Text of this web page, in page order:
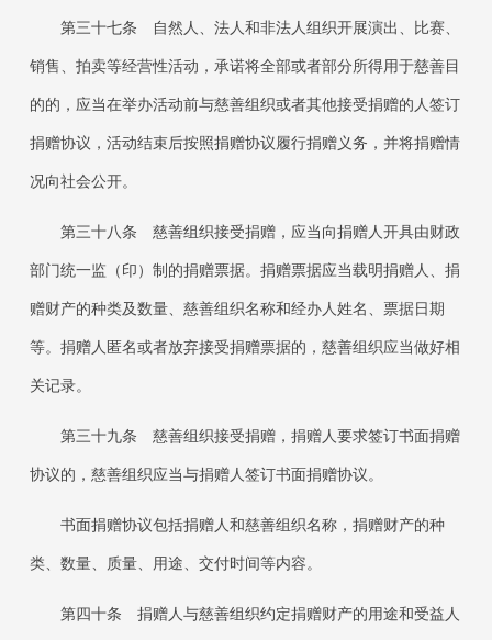
第三十七条 自然人、法人和非法人组织开展演出、比赛、
销售、拍卖等经营性活动，承诺将全部或者部分所得用于慈善目
的的，应当在举办活动前与慈善组织或者其他接受捐赠的人签订
捐赠协议，活动结束后按照捐赠协议履行捐赠义务，并将捐赠情
况向社会公开。
第三十八条 慈善组织接受捐赠，应当向捐赠人开具由财政
部门统一监（印）制的捐赠票据。捐赠票据应当载明捐赠人、捐
赠财产的种类及数量、慈善组织名称和经办人姓名、票据日期
等。捐赠人匿名或者放弃接受捐赠票据的，慈善组织应当做好相
关记录。
第三十九条 慈善组织接受捐赠，捐赠人要求签订书面捐赠
协议的，慈善组织应当与捐赠人签订书面捐赠协议。
书面捐赠协议包括捐赠人和慈善组织名称，捐赠财产的种
类、数量、质量、用途、交付时间等内容。
第四十条 捐赠人与慈善组织约定捐赠财产的用途和受益人